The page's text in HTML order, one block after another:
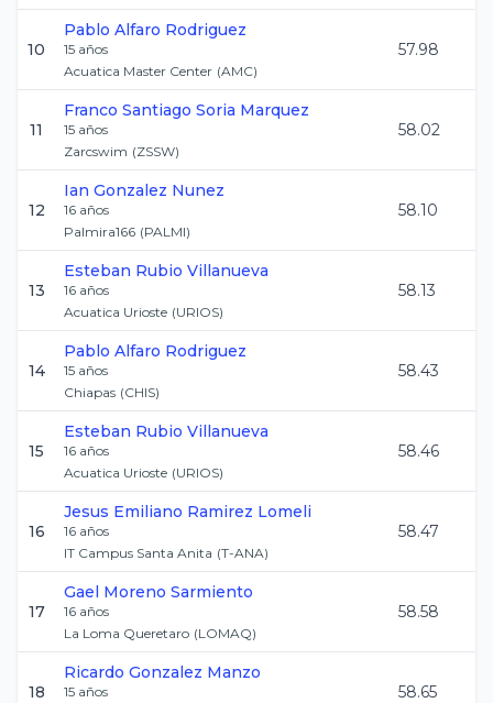
10
Pablo Alfaro Rodriguez
15 años
Acuatica Master Center (AMC)
57.98
11
Franco Santiago Soria Marquez
15 años
Zarcswim (ZSSW)
58.02
12
Ian Gonzalez Nunez
16 años
Palmira166 (PALMI)
58.10
13
Esteban Rubio Villanueva
16 años
Acuatica Urioste (URIOS)
58.13
14
Pablo Alfaro Rodriguez
15 años
Chiapas (CHIS)
58.43
15
Esteban Rubio Villanueva
16 años
Acuatica Urioste (URIOS)
58.46
16
Jesus Emiliano Ramirez Lomeli
16 años
IT Campus Santa Anita (T-ANA)
58.47
17
Gael Moreno Sarmiento
16 años
La Loma Queretaro (LOMAQ)
58.58
18
Ricardo Gonzalez Manzo
15 años
58.65